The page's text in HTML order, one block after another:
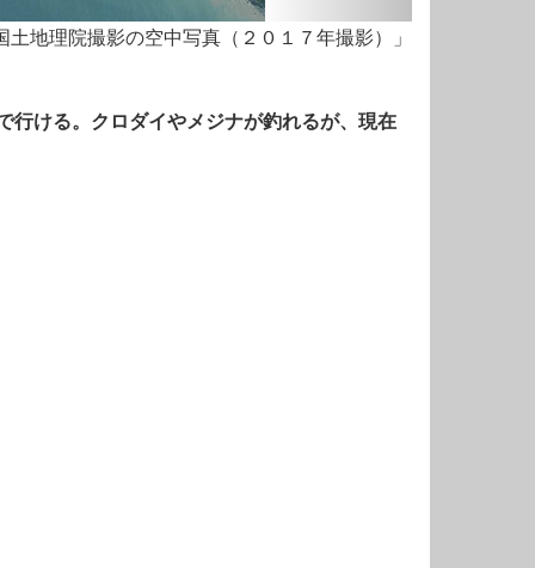
土地理院撮影の空中写真（２０１７年撮影）」
ける。クロダイやメジナが釣れるが、現在